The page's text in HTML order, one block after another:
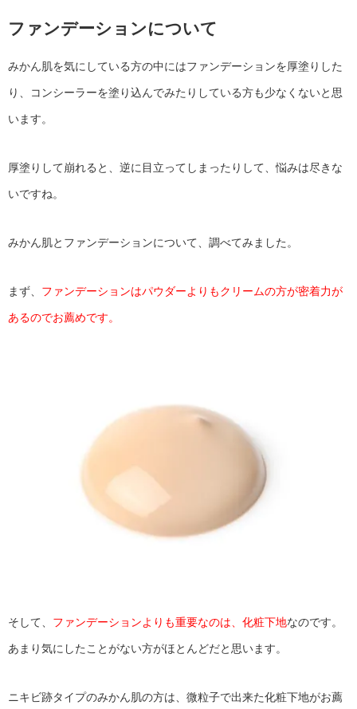
ファンデーションについて
みかん肌を気にしている方の中にはファンデーションを厚塗りした
り、コンシーラーを塗り込んでみたりしている方も少なくないと思
います。
厚塗りして崩れると、逆に目立ってしまったりして、悩みは尽きな
いですね。
みかん肌とファンデーションについて、調べてみました。
まず、 ファンデーションはパウダーよりもクリームの方が密着力が
あるのでお薦めです。
そして、 ファンデーションよりも重要なのは、化粧下地なのです。
あまり気にしたことがない方がほとんどだと思います。
ニキビ跡タイプのみかん肌の方は、微粒子で出来た化粧下地がお薦